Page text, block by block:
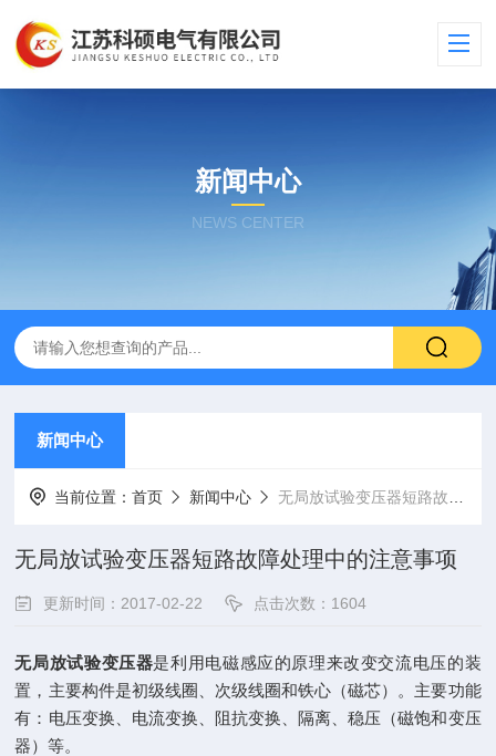
新闻中心
NEWS CENTER
新闻中心
当前位置：首页 新闻中心 无局放试验变压器短路故障处理中的注意事项
无局放试验变压器短路故障处理中的注意事项
更新时间：2017-02-22 点击次数：1604
无局放试验变压器是利用电磁感应的原理来改变交流电压的装
置，主要构件是初级线圈、次级线圈和铁心（磁芯）。主要功能
有：电压变换、电流变换、阻抗变换、隔离、稳压（磁饱和变压
器）等。